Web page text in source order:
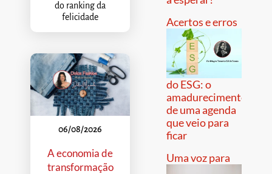
do ranking da
felicidade
06/08/2026
A economia de
transformação
Acertos e erros
do ESG: o
amadurecimento
de uma agenda
que veio para
ficar
Uma voz para